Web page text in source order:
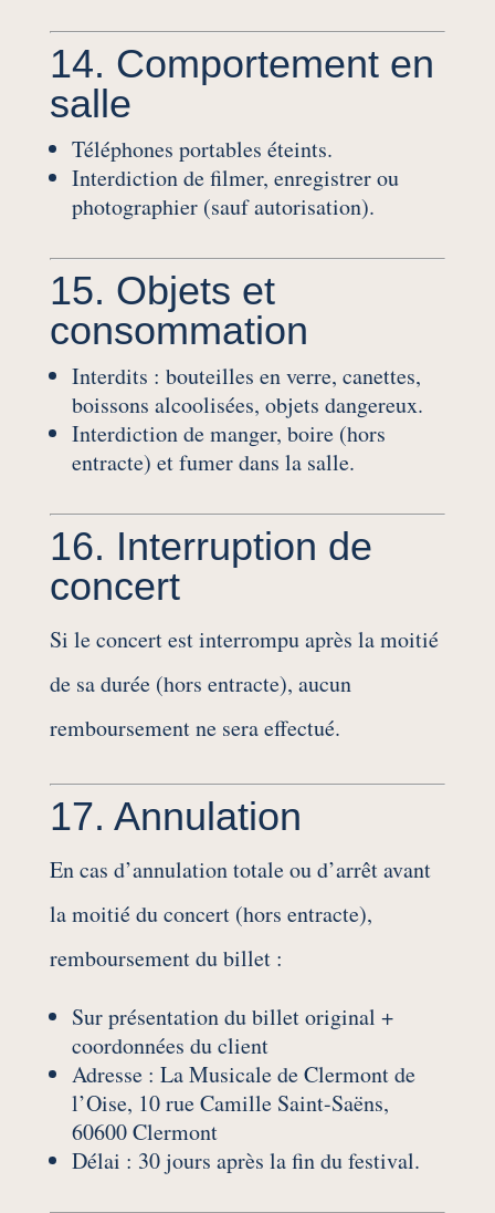
14. Comportement en
salle
Téléphones portables éteints.
Interdiction de filmer, enregistrer ou
photographier (sauf autorisation).
15. Objets et
consommation
Interdits : bouteilles en verre, canettes,
boissons alcoolisées, objets dangereux.
Interdiction de manger, boire (hors
entracte) et fumer dans la salle.
16. Interruption de
concert
Si le concert est interrompu après la moitié
de sa durée (hors entracte), aucun
remboursement ne sera effectué.
17. Annulation
En cas d’annulation totale ou d’arrêt avant
la moitié du concert (hors entracte),
remboursement du billet :
Sur présentation du billet original +
coordonnées du client
Adresse : La Musicale de Clermont de
l’Oise, 10 rue Camille Saint-Saëns,
60600 Clermont
Délai : 30 jours après la fin du festival.